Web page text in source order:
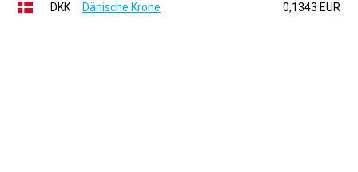
DKK
Dänische Krone 0,1343 EUR